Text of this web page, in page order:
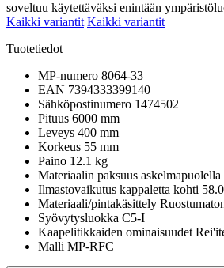
soveltuu käytettäväksi enintään
Kaikki variantit Kaikki variantit
Tuotetiedot
MP-numero 8064-33
EAN 7394333399140
Sähköpostinumero 1474502
Pituus 6000 mm
Leveys 400 mm
Korkeus 55 mm
Paino 12.1 kg
Materiaalin paksuus askelmapuolella
Ilmastovaikutus kappaletta kohti
Materiaali/pintakäsittely
Syövytysluokka C5-I
Kaapelitikkaiden ominaisuudet
Malli MP-RFC